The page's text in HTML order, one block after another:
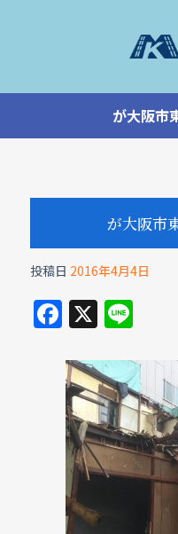
が大阪市
が大阪市
投稿日 2016年4月4日
F
a
c
e
b
o
o
k
X Li
e